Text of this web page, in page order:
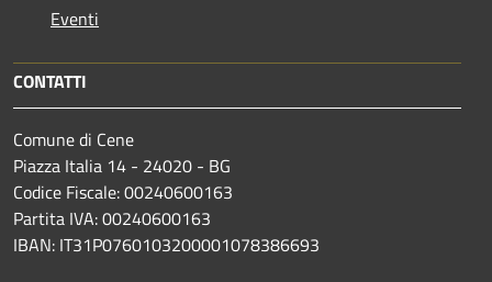
Eventi
CONTATTI
Comune di Cene
Piazza Italia 14 - 24020 - BG
Codice Fiscale: 00240600163
Partita IVA: 00240600163
IBAN: IT31P0760103200001078386693